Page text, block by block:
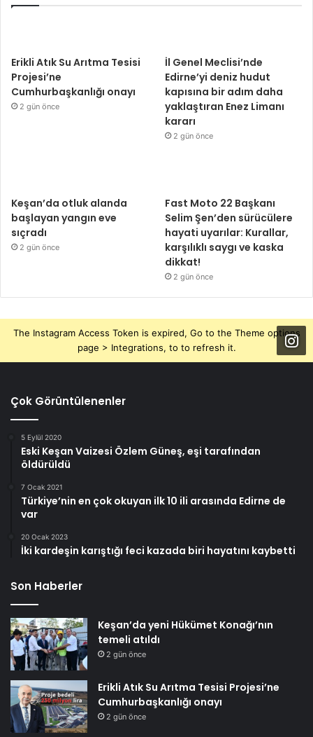
Erikli Atık Su Arıtma Tesisi
Projesi’ne
Cumhurbaşkanlığı onayı
2 gün önce
İl Genel Meclisi’nde
Edirne’yi deniz hudut
kapısına bir adım daha
yaklaştıran Enez Limanı
kararı
2 gün önce
Keşan’da otluk alanda
başlayan yangın eve
sıçradı
2 gün önce
Fast Moto 22 Başkanı
Selim Şen’den sürücülere
hayati uyarılar: Kurallar,
karşılıklı saygı ve kaska
dikkat!
2 gün önce
The Instagram Access Token is expired, Go to the Theme options
page > Integrations, to to refresh it.
Çok Görüntülenenler
5 Eylül 2020
Eski Keşan Vaizesi Özlem Güneş, eşi tarafından
öldürüldü
7 Ocak 2021
Türkiye’nin en çok okuyan ilk 10 ili arasında Edirne de
var
20 Ocak 2023
İki kardeşin karıştığı feci kazada biri hayatını kaybetti
Son Haberler
Keşan’da yeni Hükümet Konağı’nın
temeli atıldı
2 gün önce
Erikli Atık Su Arıtma Tesisi Projesi’ne
Cumhurbaşkanlığı onayı
2 gün önce